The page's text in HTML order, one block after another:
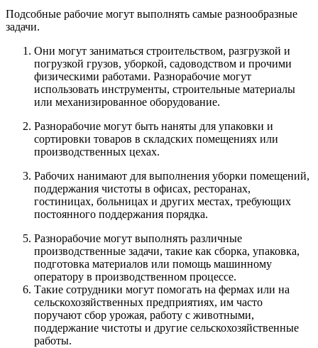
Подсобные рабочие могут выполнять самые разнообразные
задачи.
Они могут заниматься строительством, разгрузкой и
погрузкой грузов, уборкой, садоводством и прочими
физическими работами. Разнорабочие могут
использовать инструменты, строительные материалы
или механизированное оборудование.
Разнорабочие могут быть наняты для упаковки и
сортировки товаров в складских помещениях или
производственных цехах.
Рабочих нанимают для выполнения уборки помещений,
поддержания чистоты в офисах, ресторанах,
гостиницах, больницах и других местах, требующих
постоянного поддержания порядка.
Разнорабочие могут выполнять различные
производственные задачи, такие как сборка, упаковка,
подготовка материалов или помощь машинному
оператору в производственном процессе.
Такие сотрудники могут помогать на фермах или на
сельскохозяйственных предприятиях, им часто
поручают сбор урожая, работу с животными,
поддержание чистоты и другие сельскохозяйственные
работы.